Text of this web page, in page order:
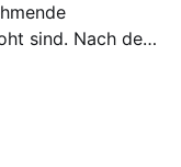
sind. Nach den